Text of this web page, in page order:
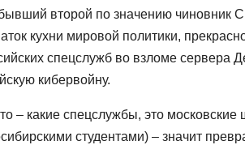
второй по значению чиновник
кухни мировой политики,
спецслужб во взломе сервера
кибервойну.
– какие спецслужбы, это
студентами) – значит